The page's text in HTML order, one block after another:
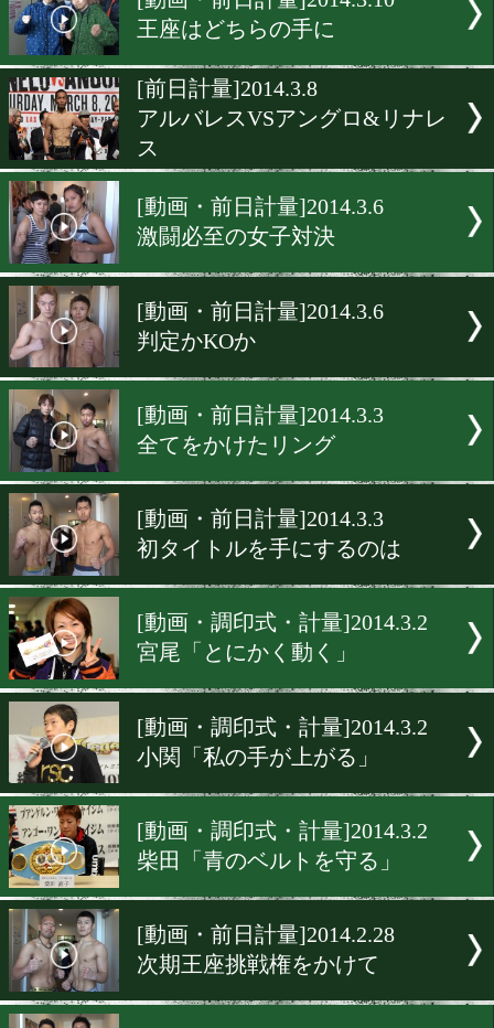
[動画・前日計量]2014.3.16
挑戦者vs挑戦者
[動画・前日計量]2014.3.10
互いを知る両者の対決
[動画・前日計量]2014.3.10
王座はどちらの手に
[前日計量]2014.3.8
アルバレスVSアングロ&リ
ス
[動画・前日計量]2014.3.6
激闘必至の女子対決
[動画・前日計量]2014.3.6
[動画・前日計量]2014.3.3
全てをかけたリング
[動画・前日計量]2014.3.3
初タイトルを手にするのは